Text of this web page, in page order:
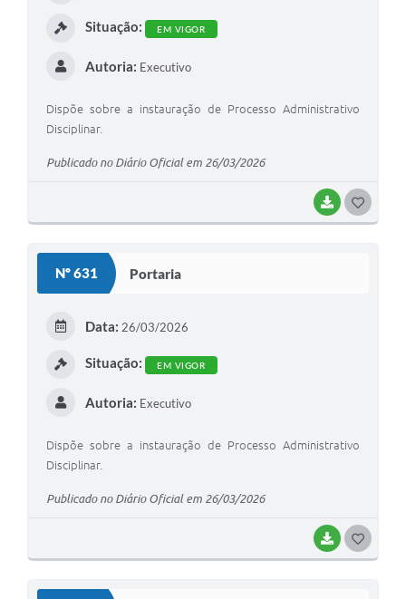
BAIXAR
Situação: EM VIGOR
Autoria: Executivo
Dispõe sobre a instauração de Processo Administrativo
Disciplinar.
Publicado no Diário Oficial em 26/03/2026
Nº 631 Portaria
BAIXAR
Data: 26/03/2026
Situação: EM VIGOR
Autoria: Executivo
Dispõe sobre a instauração de Processo Administrativo
Disciplinar.
Publicado no Diário Oficial em 26/03/2026